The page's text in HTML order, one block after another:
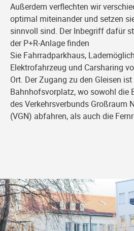
Außerdem verflechten wir
optimal miteinander und setzen
sinnvoll sind. Der Inbegriff dafür
der P+R-Anlage finden
Sie Fahrradparkhaus,
Elektrofahrzeug und Carsharing
Ort. Der Zugang zu den Gleisen
Bahnhofsvorplatz, wo sowohl die
des Verkehrsverbunds Großraum
(VGN) abfahren, als auch die